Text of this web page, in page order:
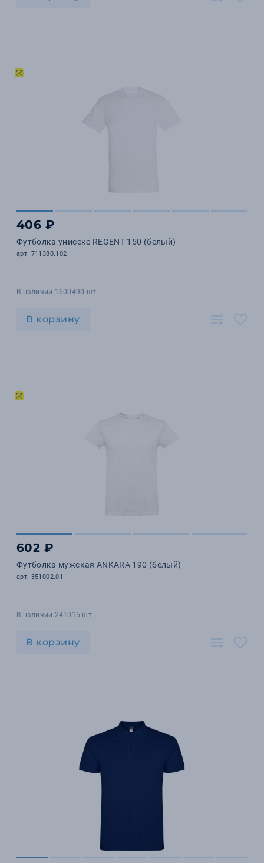
406 ₽
Футболка унисекс REGENT 150 (белый)
арт. 711380.102
В наличии 1600490 шт.
В корзину
602 ₽
Футболка мужская ANKARA 190 (белый)
арт. 351002.01
В наличии 241015 шт.
В корзину